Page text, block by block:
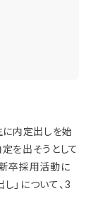
内定出しを始
を出そうとして
卒採用活動に
」について、3